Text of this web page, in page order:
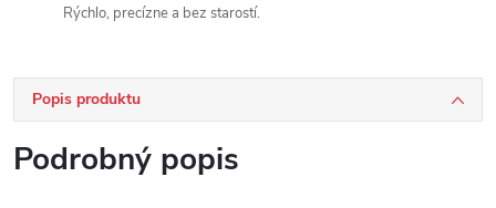
Rýchlo, precízne a bez starostí.
Popis produktu
Podrobný popis